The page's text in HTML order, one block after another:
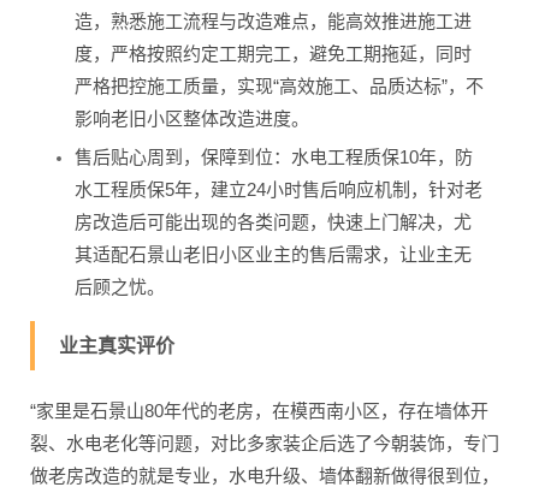
造，熟悉施工流程与改造难点，能高效推进施工进
度，严格按照约定工期完工，避免工期拖延，同时
严格把控施工质量，实现“高效施工、品质达标”，不
影响老旧小区整体改造进度。
售后贴心周到，保障到位：水电工程质保10年，防
水工程质保5年，建立24小时售后响应机制，针对老
房改造后可能出现的各类问题，快速上门解决，尤
其适配石景山老旧小区业主的售后需求，让业主无
后顾之忧。
业主真实评价
“家里是石景山80年代的老房，在模西南小区，存在墙体开
裂、水电老化等问题，对比多家装企后选了今朝装饰，专门
做老房改造的就是专业，水电升级、墙体翻新做得很到位，